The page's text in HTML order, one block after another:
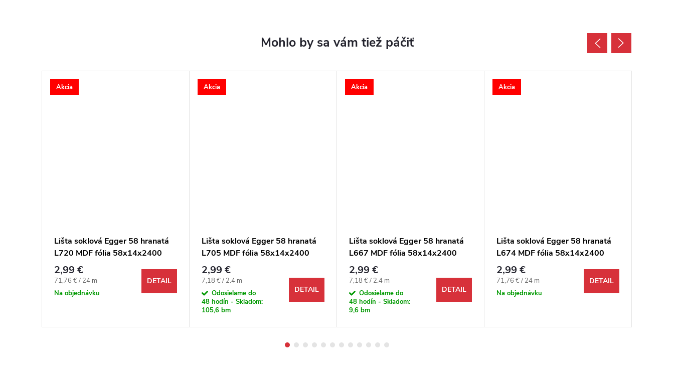
Akcia
Lišta soklová Egger 58 hranatá
L720 MDF fólia 58x14x2400
mm
2,99 €
Jednotková cena:
71,76 € / 24 m
Na objednávku
DETAIL
Akcia
Lišta soklová Egger 58 hranatá
L705 MDF fólia 58x14x2400
mm
2,99 €
Jednotková cena:
7,18 € / 2.4 m
Odosielame do
48 hodín - Skladom:
105,6 bm
DETAIL
Akcia
Lišta soklová Egger 58 hranatá
L667 MDF fólia 58x14x2400
mm
2,99 €
Jednotková cena:
7,18 € / 2.4 m
Odosielame do
48 hodín - Skladom:
9,6 bm
DETAIL
Akcia
Lišta soklová Egger 58 hranatá
L674 MDF fólia 58x14x2400
mm
2,99 €
Jednotková cena:
71,76 € / 24 m
Na objednávku
DETAIL